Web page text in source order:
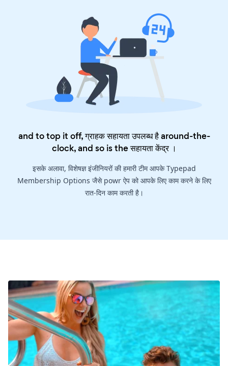
and to top it off, ग्राहक सहायता उपलब्ध है around-the-
clock, and so is theसहायता केंद्र।
इसके अलावा, विशेषज्ञ इंजीनियरों की हमारी टीम आपके Typepad
Membership Options जैसे powr ऐप को आपके लिए काम करने के लिए
रात-दिन काम करती है।